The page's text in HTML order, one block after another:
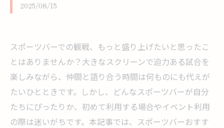
2025/08/15
スポーツバーでの観戦、もっと盛り上げたいと思ったこ
とはありませんか？大きなスクリーンで迫力ある試合を
楽しみながら、仲間と語り合う時間は何ものにも代えが
たいひとときです。しかし、どんなスポーツバーが自分
たちにぴったりか、初めて利用する場合やイベント利用
の際は迷いがちです。本記事では、スポーツバーおすす